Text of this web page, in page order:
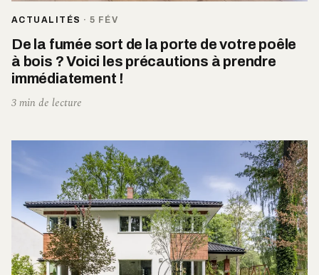
ACTUALITÉS · 5 FÉV
De la fumée sort de la porte de votre poêle
à bois ? Voici les précautions à prendre
immédiatement !
3 min de lecture